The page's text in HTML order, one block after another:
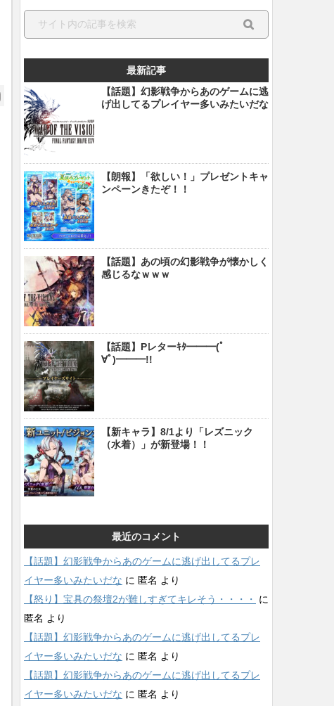
最新記事
【話題】幻影戦争からあのゲームに逃
げ出してるプレイヤー多いみたいだな
【朗報】「欲しい！」プレゼントキャ
ンペーンきたぞ！！
【話題】あの頃の幻影戦争が懐かしく
感じるなｗｗｗ
【話題】Pレターｷﾀ━━━(ﾟ
∀ﾟ)━━━!!
【新キャラ】8/1より「レズニック
（水着）」が新登場！！
最近のコメント
【話題】幻影戦争からあのゲームに逃げ出してるプレ
イヤー多いみたいだな に 匿名 より
【怒り】宝具の祭壇2が難しすぎてキレそう・・・・
に
匿名 より
【話題】幻影戦争からあのゲームに逃げ出してるプレ
イヤー多いみたいだな に 匿名 より
【話題】幻影戦争からあのゲームに逃げ出してるプレ
イヤー多いみたいだな に 匿名 より